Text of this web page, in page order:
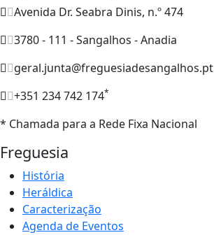
Avenida Dr. Seabra Dinis, n.º 474
3780 - 111 - Sangalhos - Anadia
geral.junta@freguesiadesangalhos.pt
+351 234 742 174*
* Chamada para a Rede Fixa Nacional
Freguesia
História
Heráldica
Caracterização
Agenda de Eventos